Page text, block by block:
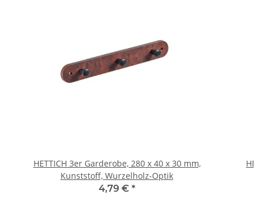
HETTICH 3er Garderobe, 280 x 40 x 30 mm,
Kunststoff, Wurzelholz-Optik
4,79 € *